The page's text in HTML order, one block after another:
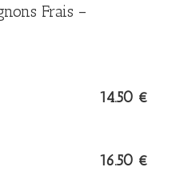
Frais –
14.50 €
16.50 €